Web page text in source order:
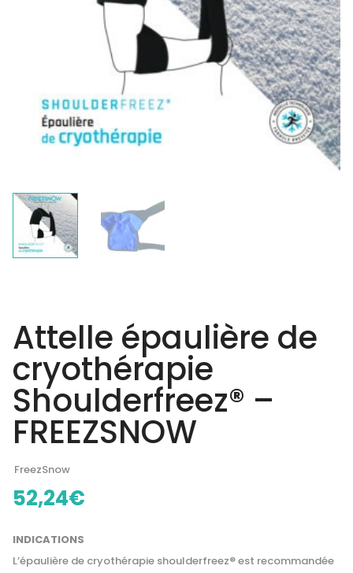
Attelle épaulière de
cryothérapie
Shoulderfreez® –
FREEZSNOW
FreezSnow
52,24€
INDICATIONS
L’épaulière de cryothérapie shoulderfreez® est recommandée